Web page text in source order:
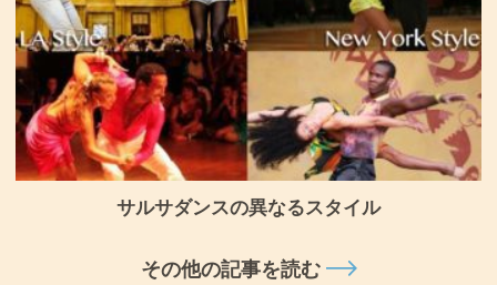
サルサダンスの異なるスタイル
その他の記事を読む